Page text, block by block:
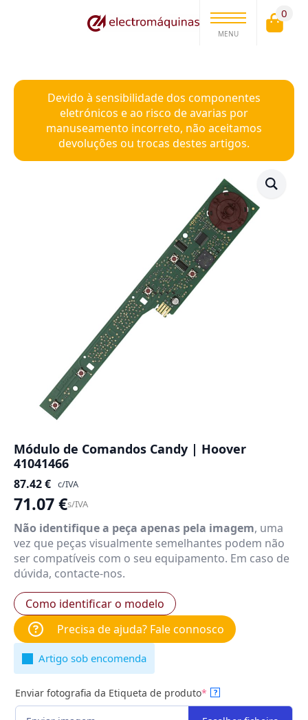
MENU
0
Devido à sensibilidade dos componentes
eletrónicos e ao risco de avarias por
manuseamento incorreto, não aceitamos
devoluções ou trocas destes artigos.
Módulo de Comandos Candy | Hoover
41041466
87.42€ c/IVA
71.07€s/IVA
Não identifique a peça apenas pela imagem, uma
vez que peças visualmente semelhantes podem não
ser compatíveis com o seu equipamento. Em caso de
dúvida, contacte-nos.
Como identificar o modelo
Precisa de ajuda? Fale connosco
Artigo sob encomenda
Enviar fotografia da Etiqueta de produto* ?